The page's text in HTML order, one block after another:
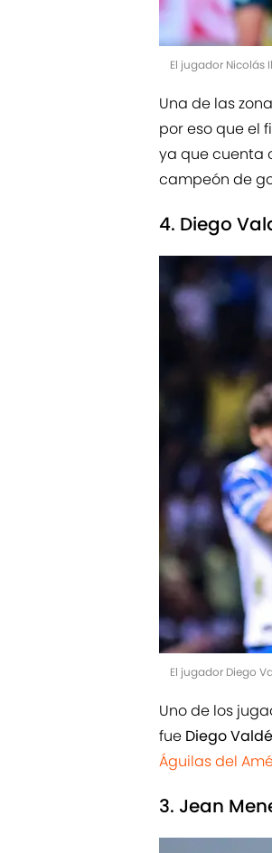
El jugador Nicolás
Una de las
por eso que el
ya que cuenta
campeón de
4. Diego
El jugador Diego
Uno de los
fue Diego
Águilas del
3. Jean